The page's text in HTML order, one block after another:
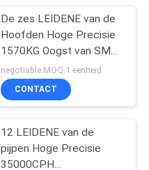
De zes LEIDENE van de
Hoofden Hoge Precisie
1570KG Oogst van SMT
en Plaatsmachine
negotiable MOQ:1 eenheid
CONTACT
12 LEIDENE van de
pijpen Hoge Precisie
35000CPH